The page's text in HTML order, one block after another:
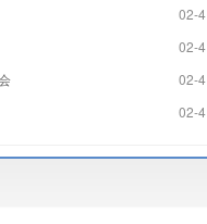
02-4
02-4
02-4
02-4